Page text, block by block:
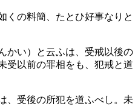
くの料簡、たとひ好事なりと
かい）と云ふは、受戒以後の
受以前の罪相をも、犯戒と道
、受後の所犯を道ふべし。未